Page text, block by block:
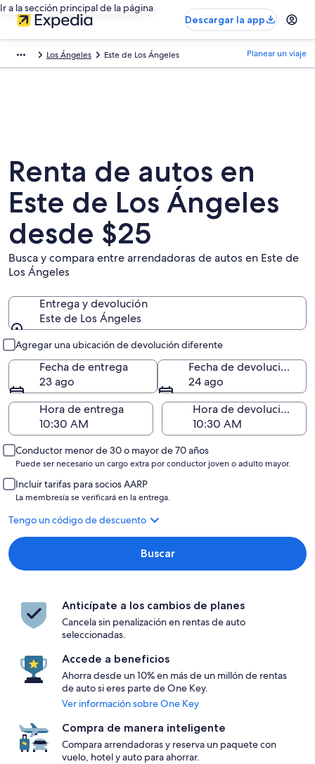
Ir a la sección principal de la página
Descargar la app
Los Ángeles Este de Los Ángeles Planear un viaje
Renta de autos en
Este de Los Ángeles
desde $25
Busca y compara entre arrendadoras de autos en Este de
Los Ángeles
Entrega y devolución
Este de Los Ángeles
Agregar una ubicación de devolución diferente
Fecha de entrega
23 ago
Fecha de devolución
24 ago
Hora de entrega
Hora de devolución
Conductor menor de 30 o mayor de 70 años
Puede ser necesario un cargo extra por conductor joven o adulto mayor.
Incluir tarifas para socios AARP
La membresía se verificará en la entrega.
Tengo un código de descuento
Buscar
Anticípate a los cambios de planes
Cancela sin penalización en rentas de auto
seleccionadas.
Accede a beneficios
Ahorra desde un 10% en más de un millón de rentas
de auto si eres parte de One Key.
Ver información sobre One Key
Compra de manera inteligente
Compara arrendadoras y reserva un paquete con
vuelo, hotel y auto para ahorrar.